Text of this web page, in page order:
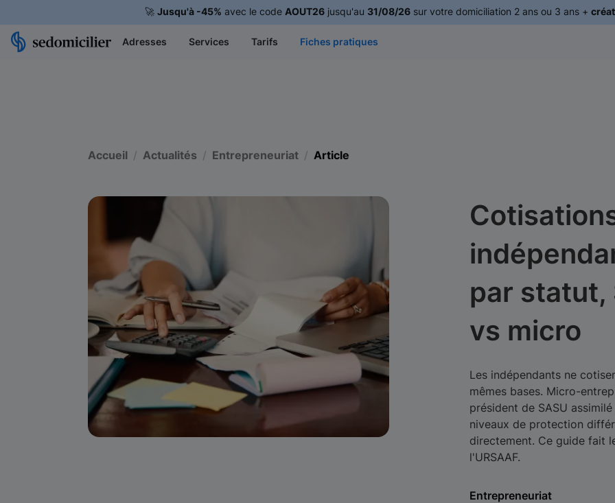
🚀 Jusqu'à -45% avec le code AOUT26jusqu'au 31/08/26sur votre domiciliation 2 ans ou 3 ans +
Adresses Services Tarifs Fiches pratiques
Accueil Actualités Entrepreneuriat Article
par statut,
vs micro
Les indépendants ne
mêmes bases. Micro-
président de SASU
niveaux de protection
directement. Ce guide fait
l'URSAAF.
Entrepreneuriat